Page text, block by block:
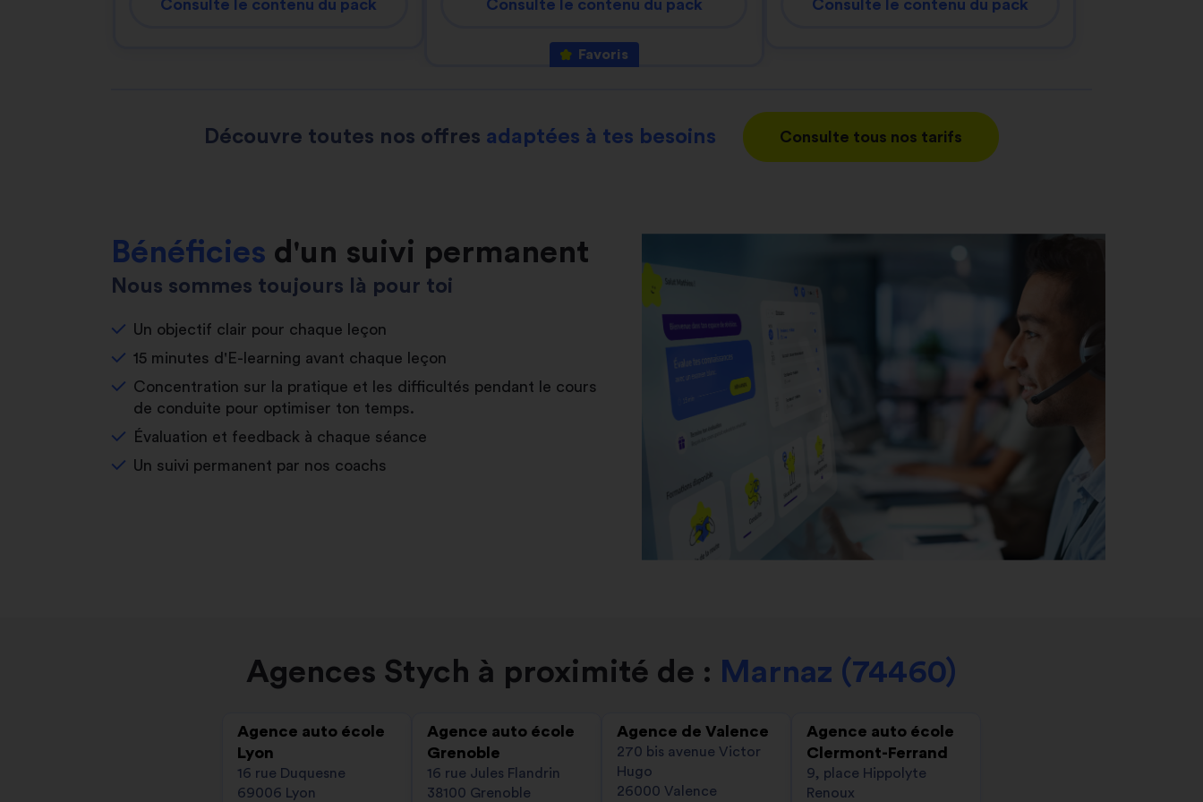
Consulte le contenu du pack Consulte le contenu du pack
Favoris
Consulte le contenu du pack
Découvre toutes nos offres adaptées à tes besoins Consulte tous nos tarifs
Bénéficies d'un suivi permanent
Nous sommes toujours là pour toi
Un objectif clair pour chaque leçon
15 minutes d'E-learning avant chaque leçon
Concentration sur la pratique et les difficultés pendant le cours
de conduite pour optimiser ton temps.
Évaluation et feedback à chaque séance
Un suivi permanent par nos coachs
Agences Stych à proximité de : Marnaz (74460)
Agence auto école
Lyon
16 rue Duquesne
69006 Lyon
Agence auto école
Grenoble
16 rue Jules Flandrin
38100 Grenoble
Agence de Valence
270 bis avenue Victor
Hugo
26000 Valence
Agence auto école
Clermont-Ferrand
9, place Hippolyte
Renoux